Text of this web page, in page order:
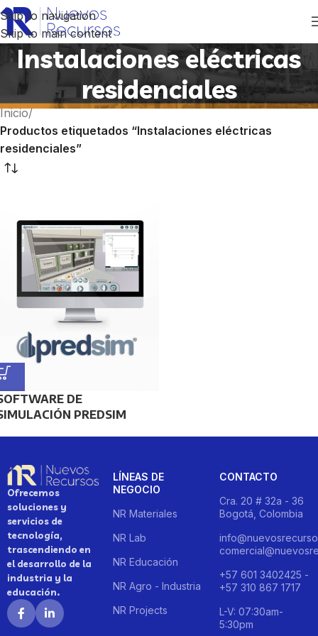
Skip to navigation
Skip to main content
Instalaciones eléctricas
residenciales
Inicio/
Productos etiquetados “Instalaciones eléctricas
residenciales”
DE
PREDSIM
Ofrecemos
soluciones y
servicios de
tecnología,
trascendiendo en
el desarrollo de la
industria y la
educación.
LÍNEAS DE
NEGOCIO
NR Materiales
NR Lab
NR Educación
NR Agro - Industria
NR Projects
CONTACTO
Cra. 20 # 32a - 36
Bogotá, Colombia
+57 601 3402425 -
+57 310 867 1717
L-V: 07:30am-
5:30pm